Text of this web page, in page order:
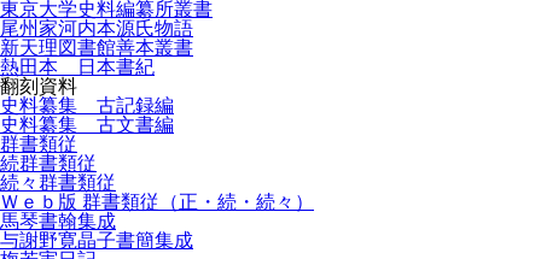
東京大学史料編纂所叢書
尾州家河内本源氏物語
新天理図書館善本叢書
熱田本 日本書紀
翻刻資料
史料纂集 古記録編
史料纂集 古文書編
群書類従
続群書類従
続々群書類従
Ｗｅｂ版 群書類従（正・続・続々）
馬琴書翰集成
与謝野寛晶子書簡集成